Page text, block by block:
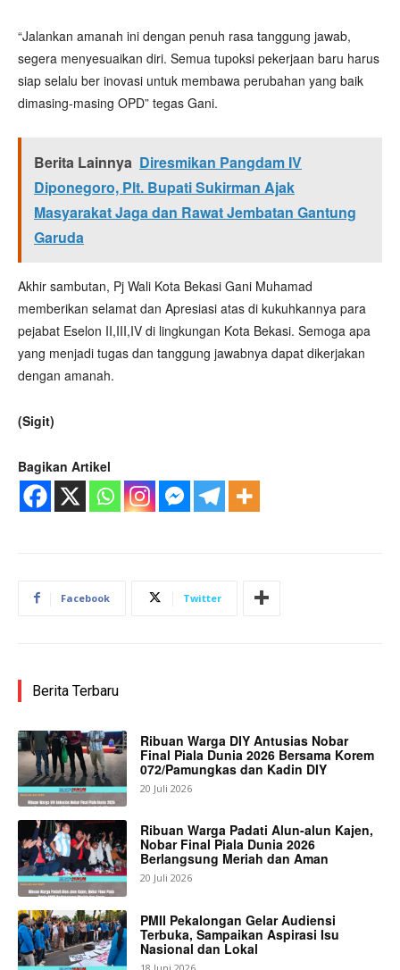
“Jalankan amanah ini dengan penuh rasa tanggung jawab,
segera menyesuaikan diri. Semua tupoksi pekerjaan baru harus
siap selalu ber inovasi untuk membawa perubahan yang baik
dimasing-masing OPD” tegas Gani.
Berita Lainnya Diresmikan Pangdam IV
Diponegoro, Plt. Bupati Sukirman Ajak
Masyarakat Jaga dan Rawat Jembatan Gantung
Garuda
Akhir sambutan, Pj Wali Kota Bekasi Gani Muhamad
memberikan selamat dan Apresiasi atas di kukuhkannya para
pejabat Eselon II,III,IV di lingkungan Kota Bekasi. Semoga apa
yang menjadi tugas dan tanggung jawabnya dapat dikerjakan
dengan amanah.
(Sigit)
Bagikan Artikel
Facebook Twitter
Berita Terbaru
Ribuan Warga DIY Antusias Nobar
Final Piala Dunia 2026 Bersama Korem
072/Pamungkas dan Kadin DIY
20 Juli 2026
Ribuan Warga Padati Alun-alun Kajen,
Nobar Final Piala Dunia 2026
Berlangsung Meriah dan Aman
20 Juli 2026
PMII Pekalongan Gelar Audiensi
Terbuka, Sampaikan Aspirasi Isu
Nasional dan Lokal